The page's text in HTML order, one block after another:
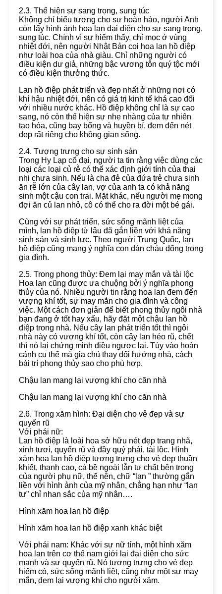
2.3. Thể hiện sự sang trọng, sung túc
Không chỉ biểu tượng cho sự hoàn hảo, người Anh
còn lấy hình ảnh hoa lan đại diện cho sự sang trọng,
sung túc. Chính vì sự hiếm thấy, chỉ mọc ở vùng
nhiệt đới, nên người Nhật Bản coi hoa lan hồ điệp
như loài hoa của nhà giàu. Chỉ những người có
điều kiện dư giả, những bậc vương tôn quý tộc mới
có điều kiện thưởng thức.
Lan hồ điệp phát triển và đẹp nhất ở những nơi có
khí hậu nhiệt đới, nên có giá trị kinh tế khá cao đối
với nhiều nước khác. Hồ điệp không chỉ là sự cao
sang, nó còn thể hiện sự nhẹ nhàng của tự nhiên
tạo hóa, cũng bay bổng và huyền bí, đem đến nét
đẹp rất riêng cho không gian sống.
2.4. Tượng trưng cho sự sinh sản
Trong Hy Lạp cổ đại, người ta tin rằng việc dùng các
loại các loại củ rễ có thể xác định giới tính của thai
nhi chưa sinh. Nếu là cha đẻ của đứa trẻ chưa sinh
ăn rễ lớn của cây lan, vợ của anh ta có khả năng
sinh một cậu con trai. Mặt khác, nếu người mẹ mong
đợi ăn củ lan nhỏ, cô có thể cho ra đời một bé gái.
Cùng với sự phát triển, sức sống mãnh liệt của
mình, lan hồ điệp từ lâu đã gắn liền với khả năng
sinh sản và sinh lực. Theo người Trung Quốc, lan
hồ điệp cũng mang ý nghĩa con đàn cháu đống trong
gia đình.
2.5. Trong phong thủy: Đem lại may mắn và tài lộc
Hoa lan cũng được ưa chuộng bởi ý nghĩa phong
thủy của nó. Nhiều người tin rằng hoa lan đem đến
vượng khí tốt, sự may mắn cho gia đình và công
việc. Một cách đơn giản để biết phong thủy ngôi nhà
bạn đang ở tốt hay xấu, hãy đặt một chậu lan hồ
điệp trong nhà. Nếu cây lan phát triển tốt thì ngôi
nhà này có vượng khí tốt, còn cây lan héo rũ, chết
thì nó lại chứng minh điều ngược lại. Tùy vào hoàn
cảnh cụ thể mà gia chủ thay đổi hướng nhà, cách
bài trí phong thủy sao cho phù hợp.
Chậu lan mang lại vượng khí cho căn nhà
Chậu lan mang lại vượng khí cho căn nhà
2.6. Trong xăm hình: Đại diện cho vẻ đẹp và sự
quyến rũ
Với phái nữ:
Lan hồ điệp là loài hoa sở hữu nét đẹp trang nhã,
xinh tươi, quyến rũ và đầy quý phái, tài lộc. Hình
xăm hoa lan hồ điệp tượng trưng cho vẻ đẹp thuần
khiết, thanh cao, cả bề ngoài lẫn tư chất bên trong
của người phụ nữ, thế nên, chữ “lan ” thường gắn
liền với hình ảnh của mỹ nhân, chẳng hạn như “lan
tư” chỉ nhan sắc của mỹ nhân….
Hình xăm hoa lan hồ điệp
Hình xăm hoa lan hồ điệp xanh khác biệt
Với phái nam: Khác với sự nữ tính, một hình xăm
hoa lan trên cơ thể nam giới lại đại diện cho sức
mạnh và sự quyến rũ. Nó tượng trưng cho vẻ đẹp
hiếm có, sức sống mãnh liệt, cũng như một sự may
mắn, đem lại vượng khí cho người xăm.